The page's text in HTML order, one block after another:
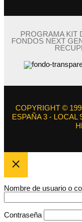
PROGRAMA KIT
FONDOS NEXT
COPYRIGHT ©
ESPAÑA 3 - LOCAL
Nombre de usuario o
Contraseña